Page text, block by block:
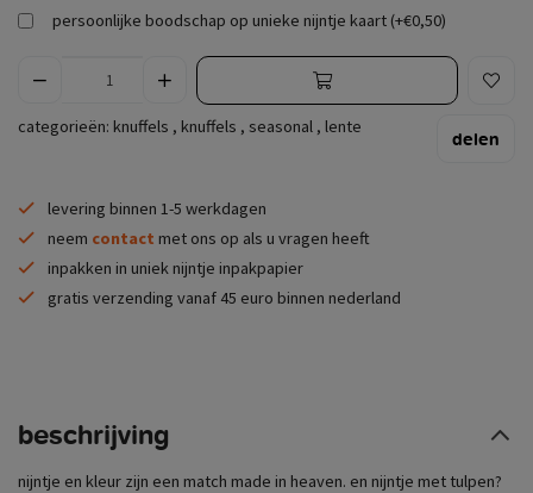
persoonlijke boodschap op unieke nijntje kaart (+€0,50)
categorieën: knuffels , knuffels , seasonal , lente
delen
levering binnen 1-5 werkdagen
neem contact met ons op als u vragen heeft
inpakken in uniek nijntje inpakpapier
gratis verzending vanaf 45 euro binnen nederland
beschrijving
nijntje en kleur zijn een match made in heaven. en nijntje met tulpen?